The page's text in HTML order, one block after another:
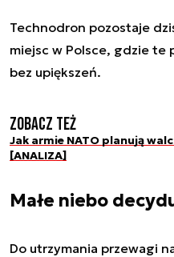
Technodron pozostaje
miejsc w Polsce, gdzie te
bez upiększeń.
Zobacz też
Jak armie NATO planują
[ANALIZA]
Małe niebo
Do utrzymania przewagi